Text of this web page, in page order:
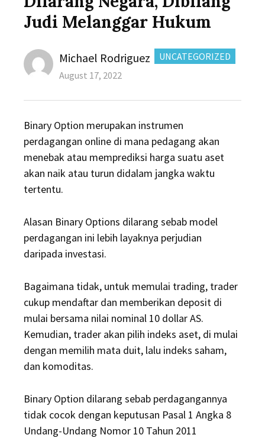
Judi Melanggar Hukum
CATEGORIES:
UNCATEGORIZED
Author
Michael Rodriguez
Posted
August 17, 2022
Binary Option merupakan instrumen
perdagangan online di mana pedagang akan
menebak atau memprediksi harga suatu aset
akan naik atau turun didalam jangka waktu
tertentu.
Alasan Binary Options dilarang sebab model
perdagangan ini lebih layaknya perjudian
daripada investasi.
Bagaimana tidak, untuk memulai trading, trader
cukup mendaftar dan memberikan deposit di
mulai bersama nilai nominal 10 dollar AS.
Kemudian, trader akan pilih indeks aset, di mulai
dengan memilih mata duit, lalu indeks saham,
dan komoditas.
Binary Option dilarang sebab perdagangannya
tidak cocok dengan keputusan Pasal 1 Angka 8
Undang-Undang Nomor 10 Tahun 2011